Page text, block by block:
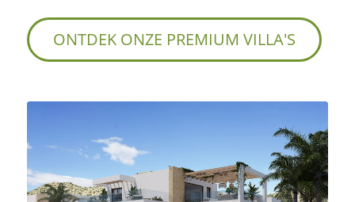
ONTDEK ONZE PREMIUM VILLA'S